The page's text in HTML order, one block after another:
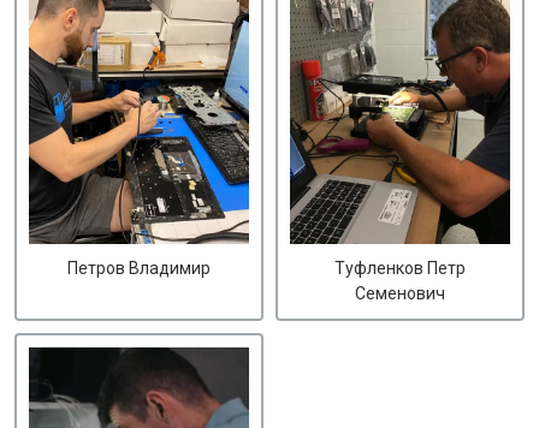
Петров Владимир
Туфленков Петр
Семенович